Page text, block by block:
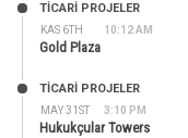
KAS 6TH 10:12 AM
TİCARİ PROJELER
Gold Plaza
MAY 31ST 3:10 PM
TİCARİ PROJELER
Hukukçular Towers